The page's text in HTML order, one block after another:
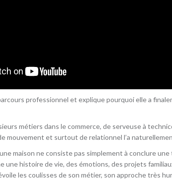
professionnel et explique pourquoi elle a
métiers dans le commerce, de serveuse à
mouvement et surtout de relationnel l’a
maison ne consiste pas simplement à conclure
une histoire de vie, des émotions, des projets
les coulisses de son métier, son approche très